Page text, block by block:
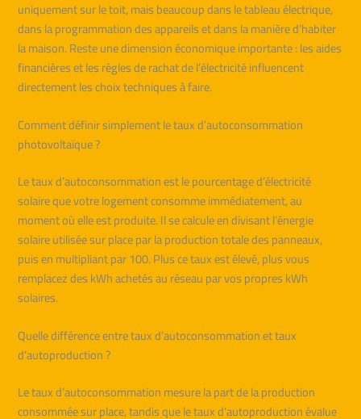
uniquement sur le toit, mais beaucoup dans le tableau électrique,
dans la programmation des appareils et dans la manière d’habiter
la maison. Reste une dimension économique importante : les aides
financières et les règles de rachat de l’électricité influencent
directement les choix techniques à faire.
Comment définir simplement le taux d’autoconsommation
photovoltaïque ?
Le taux d’autoconsommation est le pourcentage d’électricité
solaire que votre logement consomme immédiatement, au
moment où elle est produite. Il se calcule en divisant l’énergie
solaire utilisée sur place par la production totale des panneaux,
puis en multipliant par 100. Plus ce taux est élevé, plus vous
remplacez des kWh achetés au réseau par vos propres kWh
solaires.
Quelle différence entre taux d’autoconsommation et taux
d’autoproduction ?
Le taux d’autoconsommation mesure la part de la production
consommée sur place, tandis que le taux d’autoproduction évalue